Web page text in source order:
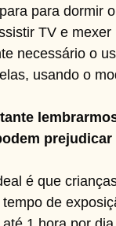
para dormir
TV e mexer
necessário o
usando o
prejudicar
é que
de